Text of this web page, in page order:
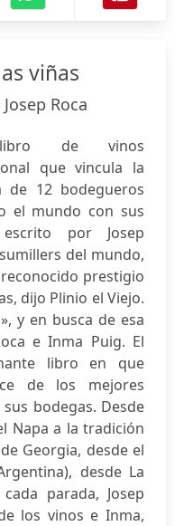
viñas
Josep Roca
de vinos
que vincula la
de 12 bodegueros
el mundo con sus
por Josep
del mundo,
prestigio
dijo Plinio el Viejo.
y en busca de esa
e Inma Puig. El
libro en que
de los mejores
bodegas. Desde
Napa a la tradición
Georgia, desde el
desde La
parada, Josep
los vinos e Inma,